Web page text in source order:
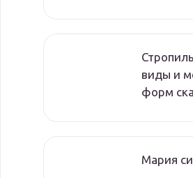
виды и
форм
Мария